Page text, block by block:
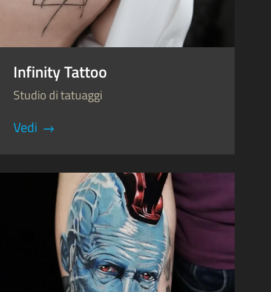
Infinity Tattoo
Studio di tatuaggi
Vedi